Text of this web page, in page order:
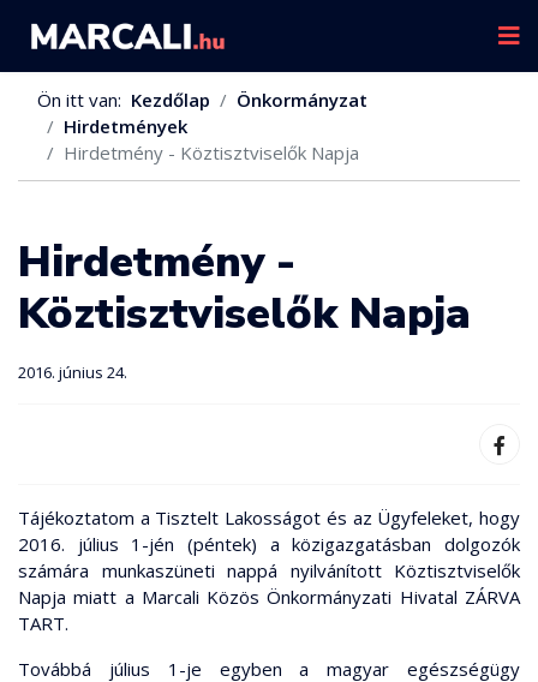
Ön itt van: Kezdőlap
Önkormányzat
Hirdetmények
Hirdetmény - Köztisztviselők Napja
Hirdetmény -
Köztisztviselők Napja
2016. június 24.
Tájékoztatom a Tisztelt Lakosságot és az Ügyfeleket, hogy
2016. július 1-jén (péntek) a közigazgatásban dolgozók
számára munkaszüneti nappá nyilvánított Köztisztviselők
Napja miatt a Marcali Közös Önkormányzati Hivatal ZÁRVA
TART.
Továbbá július 1-je egyben a magyar egészségügy